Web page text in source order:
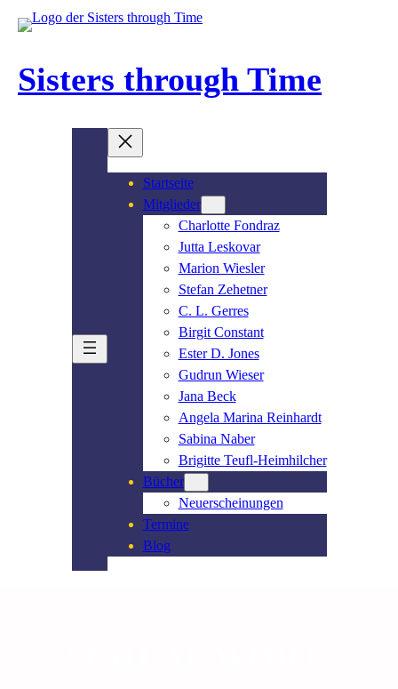
Inhalt
Sisters through Time
Startseite
Mitglieder
Charlotte Fondraz
Jutta Leskovar
Marion Wiesler
Stefan Zehetner
C. L. Gerres
Birgit Constant
Ester D. Jones
Gudrun Wieser
Jana Beck
Angela Marina Reinhardt
Sabina Naber
Brigitte Teufl-Heimhilcher
Bücher
Neuerscheinungen
Termine
Blog